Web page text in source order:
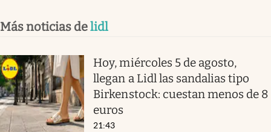
Más noticias delidl
Hoy, miércoles 5 de agosto,
llegan a Lidl las sandalias tipo
Birkenstock: cuestan menos de 8
euros
21:43